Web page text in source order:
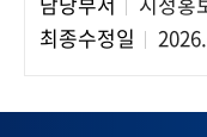
최종수정일